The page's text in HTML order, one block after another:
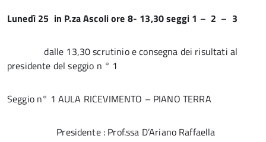
Lunedì 25 in P.za Ascoli ore 8- 13,30 seggi 1 – 2 – 3
dalle 13,30 scrutinio e consegna dei risultati al
presidente del seggio n ° 1
Seggio n° 1 AULA RICEVIMENTO – PIANO TERRA
Presidente : Prof.ssa D’Ariano Raffaella